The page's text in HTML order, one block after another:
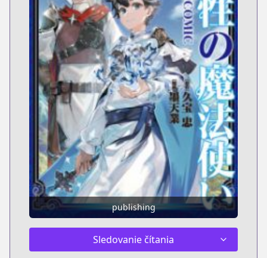
publishing
Sledovanie čítania